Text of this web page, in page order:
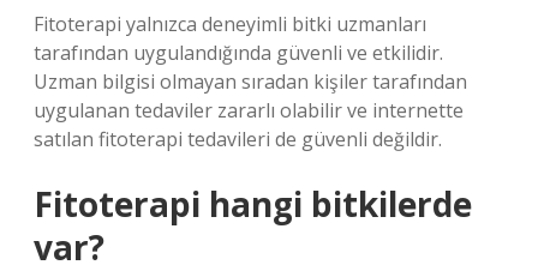
Fitoterapi yalnızca deneyimli bitki uzmanları
tarafından uygulandığında güvenli ve etkilidir.
Uzman bilgisi olmayan sıradan kişiler tarafından
uygulanan tedaviler zararlı olabilir ve internette
satılan fitoterapi tedavileri de güvenli değildir.
Fitoterapi hangi bitkilerde
var?